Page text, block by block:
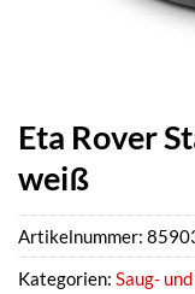
Eta Rover
weiß
Artikelnummer:
Kategorien: Saug-